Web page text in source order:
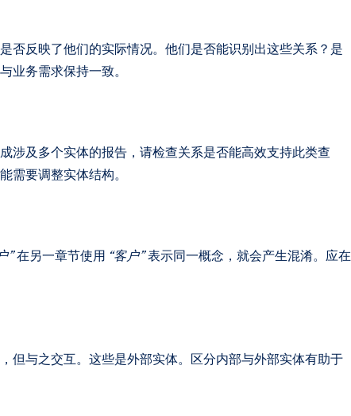
否反映了他们的实际情况。他们是否能识别出这些关系？是
业务需求保持一致。
涉及多个实体的报告，请检查关系是否能高效支持此类查
需要调整实体结构。
”在另一章节使用 “客户”表示同一概念，就会产生混淆。应在
但与之交互。这些是外部实体。区分内部与外部实体有助于